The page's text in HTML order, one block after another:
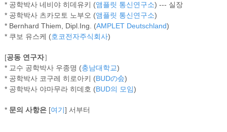
* 공학박사 네비야 히데유키 (앰플릿 통신연구소) --- 실장
* 공학박사 츠카모토 노부오 (앰플릿 통신연구소)
* Bernhard Thiem, Dipl.Ing. (AMPLET Deutschland)
* 쿠보 유스케 (호코전자주식회사)
[공동 연구자］
* 교수 공학박사 우종명 (충남대학교)
* 공학박사 코구레 히로아키 (BUDの会)
* 공학박사 야마무라 히데호 (BUD의 모임)
* 문의 사항은[여기] 서부터